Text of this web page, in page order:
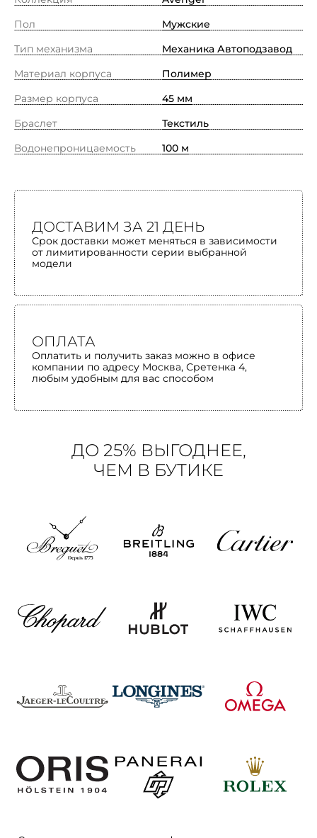
Пол
Мужские
Тип механизма
Механика Автоподзавод
Материал корпуса
Полимер
Размер корпуса
45 мм
Браслет
Текстиль
Водонепроницаемость
100 м
ДОСТАВИМ ЗА 21 ДЕНЬ
Срок доставки может меняться в зависимости
от лимитированности серии выбранной
модели
ОПЛАТА
Оплатить и получить заказ можно в офисе
компании по адресу Москва, Сретенка 4,
любым удобным для вас способом
ДО 25% ВЫГОДНЕЕ,
ЧЕМ В БУТИКЕ